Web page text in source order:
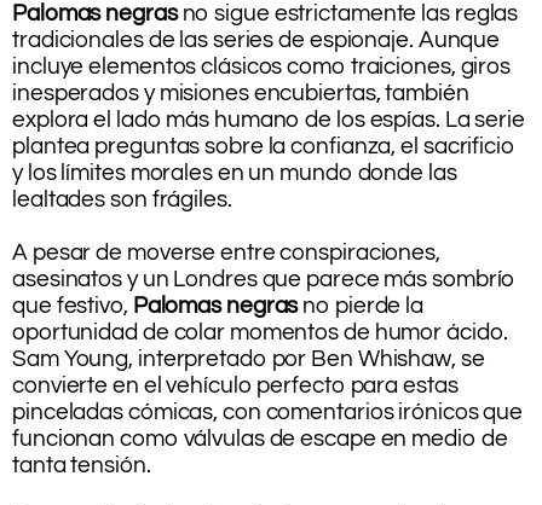
Palomas negrasno sigue estrictamente las reglas
tradicionales de las series de espionaje. Aunque
incluye elementos clásicos como traiciones, giros
inesperados y misiones encubiertas, también
explora el lado más humano de los espías. La serie
plantea preguntas sobre la confianza, el sacrificio
y los límites morales en un mundo donde las
lealtades son frágiles.
A pesar de moverse entre conspiraciones,
asesinatos y un Londres que parece más sombrío
que festivo, Palomas negrasno pierde la
oportunidad de colar momentos de humor ácido.
Sam Young, interpretado por Ben Whishaw, se
convierte en el vehículo perfecto para estas
pinceladas cómicas, con comentarios irónicos que
funcionan como válvulas de escape en medio de
tanta tensión.